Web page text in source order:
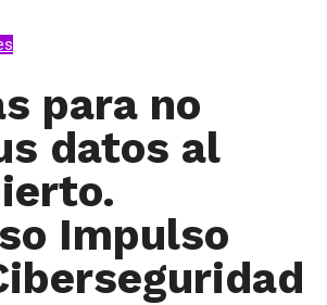
para no
datos al
Impulso